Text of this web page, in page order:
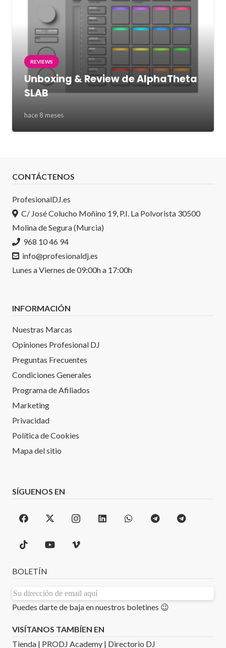
REVIEWS
Unboxing & Review de AlphaTheta
SLAB
hace 8 meses
CONTÁCTENOS
ProfesionalDJ.es
C/ José Colucho Moñino 19, P.I. La Polvorista 30500
Molina de Segura (Murcia)
968 10 46 94
info@profesionaldj.es
Lunes a Viernes de 09:00h a 17:00h
INFORMACIÓN
Nuestras Marcas
Opiniones Profesional DJ
Preguntas Frecuentes
Condiciones Generales
Programa de Afiliados
Marketing
Privacidad
Política de Cookies
Mapa del sitio
SÍGUENOS EN
BOLETÍN
Puedes darte de baja en nuestros boletines 😉
VISÍTANOS TAMBÍEN EN
Tienda | PRODJ Academy | Directorio DJ